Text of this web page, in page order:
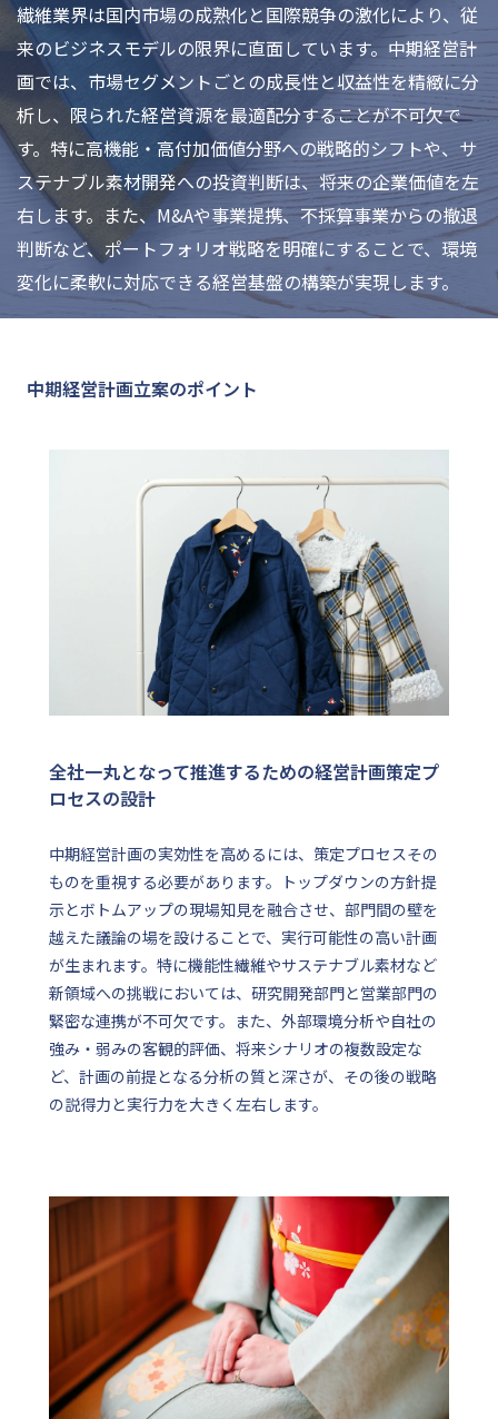
繊維業界は国内市場の成熟化と国際競争の激化により、従
来のビジネスモデルの限界に直面しています。中期経営計
画では、市場セグメントごとの成長性と収益性を精緻に分
析し、限られた経営資源を最適配分することが不可欠で
す。特に高機能・高付加価値分野への戦略的シフトや、サ
ステナブル素材開発への投資判断は、将来の企業価値を左
右します。また、M&Aや事業提携、不採算事業からの撤退
判断など、ポートフォリオ戦略を明確にすることで、環境
変化に柔軟に対応できる経営基盤の構築が実現します。
中期経営計画立案のポイント
全社一丸となって推進するための経営計画策定プ
ロセスの設計
中期経営計画の実効性を高めるには、策定プロセスその
ものを重視する必要があります。トップダウンの方針提
示とボトムアップの現場知見を融合させ、部門間の壁を
越えた議論の場を設けることで、実行可能性の高い計画
が生まれます。特に機能性繊維やサステナブル素材など
新領域への挑戦においては、研究開発部門と営業部門の
緊密な連携が不可欠です。また、外部環境分析や自社の
強み・弱みの客観的評価、将来シナリオの複数設定な
ど、計画の前提となる分析の質と深さが、その後の戦略
の説得力と実行力を大きく左右します。